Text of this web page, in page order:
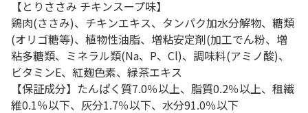
【とりささみ チキンスープ味】
鶏肉(ささみ)、チキンエキス、タンパク加水分解物、糖類
(オリゴ糖等)、植物性油脂、増粘安定剤(加工でん粉、増
粘多糖類、ミネラル類(Na、P、Cl)、調味料(アミノ酸)、
ビタミンE、紅麹色素、緑茶エキス
【保証成分】たんぱく質7.0％以上、脂質0.2％以上、租繊
維0.1％以下、灰分1.7％以下、水分91.0％以下